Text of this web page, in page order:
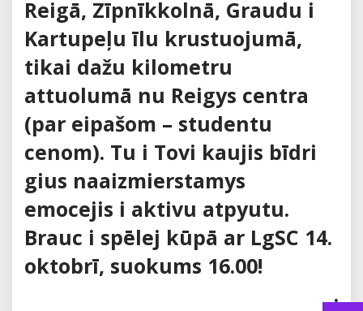
Reigā, Zīpnīkkolnā, Graudu i
Kartupeļu īlu krustuojumā,
tikai dažu kilometru
attuolumā nu Reigys centra
(par eipašom – studentu
cenom). Tu i Tovi kaujis bīdri
gius naaizmierstamys
emocejis i aktivu atpyutu.
Brauc i spēlej kūpā ar LgSC 14.
oktobrī, suokums 16.00!
.